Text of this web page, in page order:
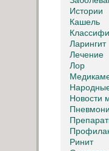
Истории
Кашель
Ларингит
Лечение
Лор
Новости
Ринит